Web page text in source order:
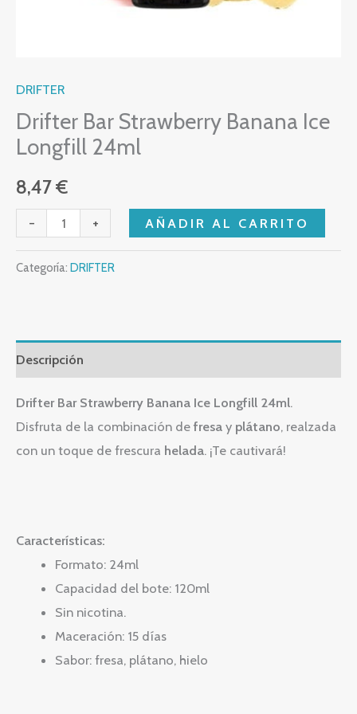
DRIFTER
Drifter Bar Strawberry Banana Ice
Longfill 24ml
8,47€
- + AÑADIR AL CARRITO
Categoría: DRIFTER
Descripción
Drifter Bar Strawberry Banana Ice Longfill 24ml.
Disfruta de la combinación de fresa y plátano, realzada
con un toque de frescura helada. ¡Te cautivará!
Características:
Formato: 24ml
Capacidad del bote: 120ml
Sin nicotina.
Maceración: 15 días
Sabor: fresa, plátano, hielo